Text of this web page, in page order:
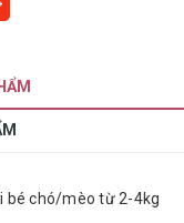
bé chó/mèo từ 2-4kg